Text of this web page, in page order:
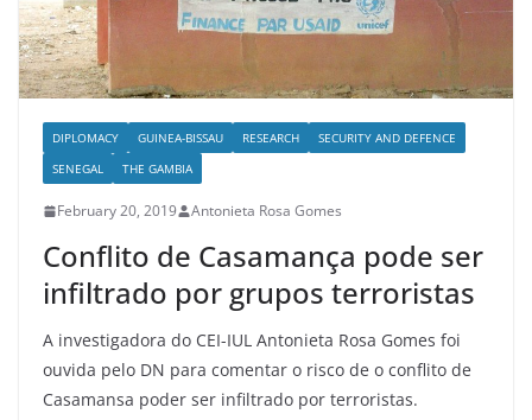
DIPLOMACY GUINEA-BISSAU RESEARCH
SECURITY AND DEFENCE
SENEGAL
THE GAMBIA
February 20, 2019 Antonieta Rosa Gomes
Conflito de Casamança pode ser
infiltrado por grupos terroristas
A investigadora do CEI-IUL Antonieta Rosa Gomes foi
ouvida pelo DN para comentar o risco de o conflito de
Casamansa poder ser infiltrado por terroristas.